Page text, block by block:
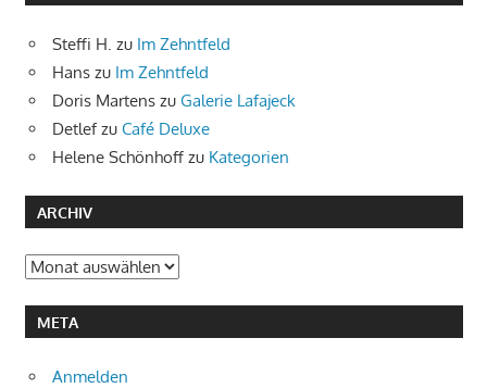
Steffi H. zu Im Zehntfeld
Hans zu Im Zehntfeld
Doris Martens zu Galerie Lafajeck
Detlefzu Café Deluxe
Helene Schönhoff zu Kategorien
ARCHIV
Archiv
META
Anmelden